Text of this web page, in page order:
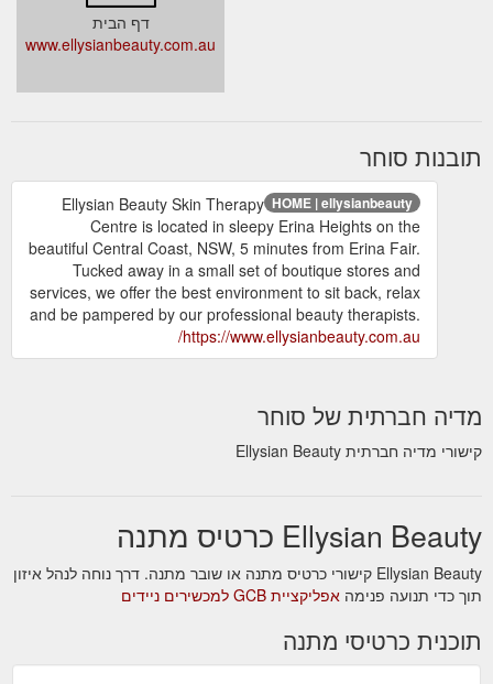
דף הבית
www.ellysianbeauty.com.au
תובנות סוחר
HOME | ellysianbeauty
Ellysian Beauty Skin Therapy
Centre is located in sleepy Erina Heights on the
beautiful Central Coast, NSW, 5 minutes from Erina Fair.
Tucked away in a small set of boutique stores and
services, we offer the best environment to sit back, relax
and be pampered by our professional beauty therapists.
https://www.ellysianbeauty.com.au/
מדיה חברתית של סוחר
קישורי מדיה חברתית Ellysian Beauty
Ellysian Beauty כרטיס מתנה
Ellysian Beauty קישורי כרטיס מתנה או שובר מתנה. דרך נוחה לנהל איזון
תוך כדי תנועה פנימה אפליקציית GCB למכשירים ניידים
תוכנית כרטיסי מתנה